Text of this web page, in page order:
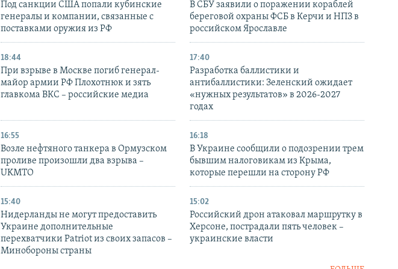
Под санкции США попали кубинские
генералы и компании, связанные с
поставками оружия из РФ
В СБУ заявили о поражении кораблей
береговой охраны ФСБ в Керчи и НПЗ в
российском Ярославле
18:44
При взрыве в Москве погиб генерал-
майор армии РФ Плохотнюк и зять
главкома ВКС – российские медиа
17:40
Разработка баллистики и
антибаллистики: Зеленский ожидает
«нужных результатов» в 2026-2027
годах
16:55
Возле нефтяного танкера в Ормузском
проливе произошли два взрыва –
UKMTO
16:18
В Украине сообщили о подозрении трем
бывшим налоговикам из Крыма,
которые перешли на сторону РФ
15:40
Нидерланды не могут предоставить
Украине дополнительные
перехватчики Patriot из своих запасов –
Минобороны страны
15:02
Российский дрон атаковал маршрутку в
Херсоне, пострадали пять человек –
украинские власти